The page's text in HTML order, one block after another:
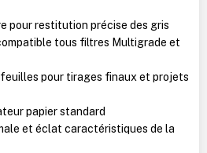
pour restitution précise des gris
tous filtres Multigrade et
pour tirages finaux et projets
papier standard
et éclat caractéristiques de la